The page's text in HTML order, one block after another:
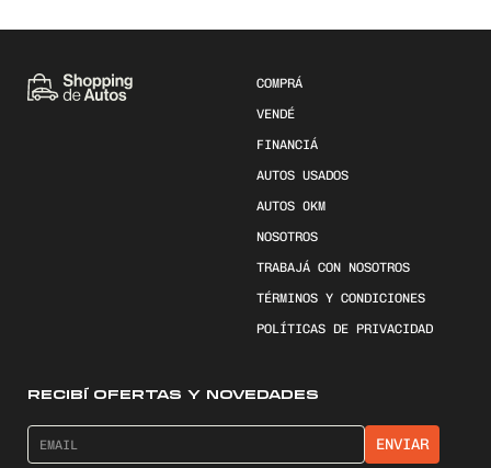
COMPRÁ
VENDÉ
FINANCIÁ
AUTOS USADOS
AUTOS 0KM
NOSOTROS
TRABAJÁ CON NOSOTROS
TÉRMINOS Y CONDICIONES
POLÍTICAS DE PRIVACIDAD
RECIBÍ OFERTAS Y NOVEDADES